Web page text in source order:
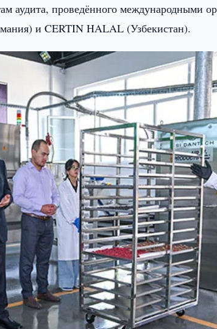
аудита, проведённого международными
и CERTIN HALAL (Узбекистан).